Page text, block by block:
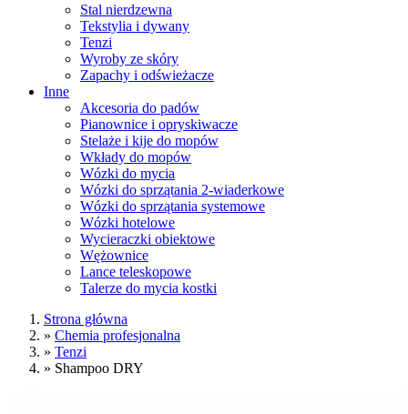
Stal nierdzewna
Tekstylia i dywany
Tenzi
Wyroby ze skóry
Zapachy i odświeżacze
Inne
Akcesoria do padów
Pianownice i opryskiwacze
Stelaże i kije do mopów
Wkłady do mopów
Wózki do mycia
Wózki do sprzątania 2-wiaderkowe
Wózki do sprzątania systemowe
Wózki hotelowe
Wycieraczki obiektowe
Wężownice
Lance teleskopowe
Talerze do mycia kostki
Strona główna
» Chemia profesjonalna
» Tenzi
» Shampoo DRY